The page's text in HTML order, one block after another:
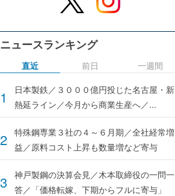
ニュースランキング
直近
日本製鉄／３０００億円投じた名古屋・新
熱延ライン／今月から商業生産へ／...
特殊鋼専業３社の４～６月期／全社経常増
益／原料コスト上昇も数量増など寄与
神戸製鋼の決算会見／木本取締役の一問一
答／「価格転嫁、下期からフルに寄与」
前日 一週間